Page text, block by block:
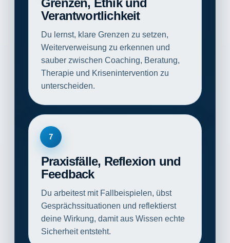
Grenzen, Ethik und
Verantwortlichkeit
Du lernst, klare Grenzen zu setzen,
Weiterverweisung zu erkennen und
sauber zwischen Coaching, Beratung,
Therapie und Krisenintervention zu
unterscheiden.
7
Praxisfälle, Reflexion und
Feedback
Du arbeitest mit Fallbeispielen, übst
Gesprächssituationen und reflektierst
deine Wirkung, damit aus Wissen echte
Sicherheit entsteht.